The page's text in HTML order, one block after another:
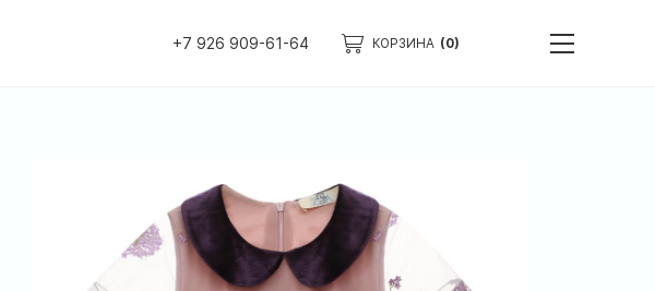
+7 926 909-61-64 КОРЗИНА (0)